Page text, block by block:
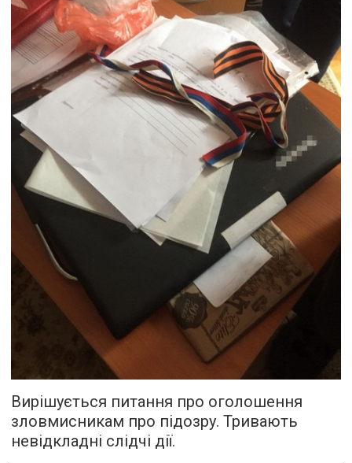
Вирішується питання про оголошення
зловмисникам про підозру. Тривають
невідкладні слідчі дії.